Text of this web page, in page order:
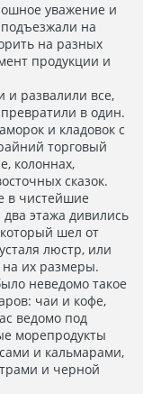
уважение и
на
на разных
продукции и
и развалили все,
в один.
и кладовок с
торговый
колоннах,
сказок.
в чистейшие
этажа дивились
шел от
люстр, или
их размеры.
неведомо такое
чаи и кофе,
ведомо под
морепродукты
и кальмарами,
и черной